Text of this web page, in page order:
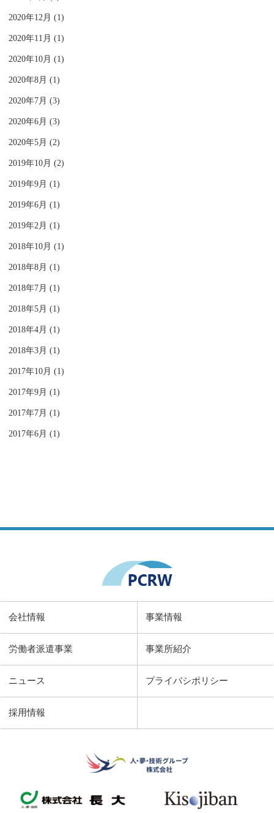
2020年12月 (1)
2020年11月 (1)
2020年10月 (1)
2020年8月 (1)
2020年7月 (3)
2020年6月 (3)
2020年5月 (2)
2019年10月 (2)
2019年9月 (1)
2019年6月 (1)
2019年2月 (1)
2018年10月 (1)
2018年8月 (1)
2018年7月 (1)
2018年5月 (1)
2018年4月 (1)
2018年3月 (1)
2017年10月 (1)
2017年9月 (1)
2017年7月 (1)
2017年6月 (1)
会社情報 事業情報
労働者派遣事業 事業所紹介
ニュース
採用情報
プライバシポリシー